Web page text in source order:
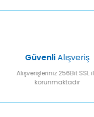
Ürün bilgilerinde hatalar
GüvenliAlışveriş
Alışverişleriniz 256Bit SSL
korunmaktadır